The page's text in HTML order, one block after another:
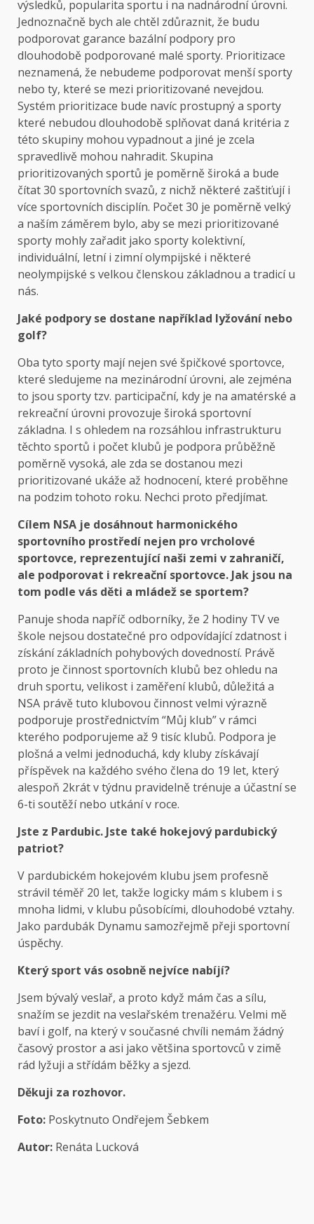
výsledků, popularita sportu i na nadnárodní úrovni.
Jednoznačně bych ale chtěl zdůraznit, že budu
podporovat garance bazální podpory pro
dlouhodobě podporované malé sporty. Prioritizace
neznamená, že nebudeme podporovat menší sporty
nebo ty, které se mezi prioritizované nevejdou.
Systém prioritizace bude navíc prostupný a sporty
které nebudou dlouhodobě splňovat daná kritéria z
této skupiny mohou vypadnout a jiné je zcela
spravedlivě mohou nahradit. Skupina
prioritizovaných sportů je poměrně široká a bude
čítat 30 sportovních svazů, z nichž některé zaštiťují i
více sportovních disciplín. Počet 30 je poměrně velký
a naším záměrem bylo, aby se mezi prioritizované
sporty mohly zařadit jako sporty kolektivní,
individuální, letní i zimní olympijské i některé
neolympijské s velkou členskou základnou a tradicí u
nás.
Jaké podpory se dostane například lyžování nebo
golf?
Oba tyto sporty mají nejen své špičkové sportovce,
které sledujeme na mezinárodní úrovni, ale zejména
to jsou sporty tzv. participační, kdy je na amatérské a
rekreační úrovni provozuje široká sportovní
základna. I s ohledem na rozsáhlou infrastrukturu
těchto sportů i počet klubů je podpora průběžně
poměrně vysoká, ale zda se dostanou mezi
prioritizované ukáže až hodnocení, které proběhne
na podzim tohoto roku. Nechci proto předjímat.
Cílem NSA je dosáhnout harmonického
sportovního prostředí nejen pro vrcholové
sportovce, reprezentující naši zemi v zahraničí,
ale podporovat i rekreační sportovce. Jak jsou na
tom podle vás děti a mládež se sportem?
Panuje shoda napříč odborníky, že 2 hodiny TV ve
škole nejsou dostatečné pro odpovídající zdatnost i
získání základních pohybových dovedností. Právě
proto je činnost sportovních klubů bez ohledu na
druh sportu, velikost i zaměření klubů, důležitá a
NSA právě tuto klubovou činnost velmi výrazně
podporuje prostřednictvím “Můj klub” v rámci
kterého podporujeme až 9 tisíc klubů. Podpora je
plošná a velmi jednoduchá, kdy kluby získávají
příspěvek na každého svého člena do 19 let, který
alespoň 2krát v týdnu pravidelně trénuje a účastní se
6-ti soutěží nebo utkání v roce.
Jste z Pardubic. Jste také hokejový pardubický
patriot?
V pardubickém hokejovém klubu jsem profesně
strávil téměř 20 let, takže logicky mám s klubem i s
mnoha lidmi, v klubu působícími, dlouhodobé vztahy.
Jako pardubák Dynamu samozřejmě přeji sportovní
úspěchy.
Který sport vás osobně nejvíce nabíjí?
Jsem bývalý veslař, a proto když mám čas a sílu,
snažím se jezdit na veslařském trenažéru. Velmi mě
baví i golf, na který v současné chvíli nemám žádný
časový prostor a asi jako většina sportovců v zimě
rád lyžuji a střídám běžky a sjezd.
Děkuji za rozhovor.
Foto: Poskytnuto Ondřejem Šebkem
Autor: Renáta Lucková